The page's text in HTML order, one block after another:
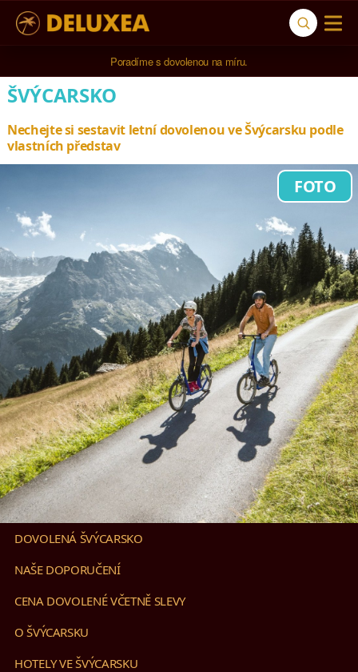
Poradíme s dovolenou na míru.
ŠVÝCARSKO
Nechejte si sestavit letní dovolenou ve Švýcarsku podle
vlastních představ
FOTO
DOVOLENÁ ŠVÝCARSKO
NAŠE DOPORUČENÍ
CENA DOVOLENÉ VČETNĚ SLEVY
O ŠVÝCARSKU
HOTELY VE ŠVÝCARSKU